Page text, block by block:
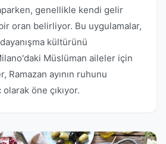
genellikle kendi gelir
oran belirliyor. Bu uygulamalar,
kültürünü
Müslüman aileler için
Ramazan ayının ruhunu
öne çıkıyor.